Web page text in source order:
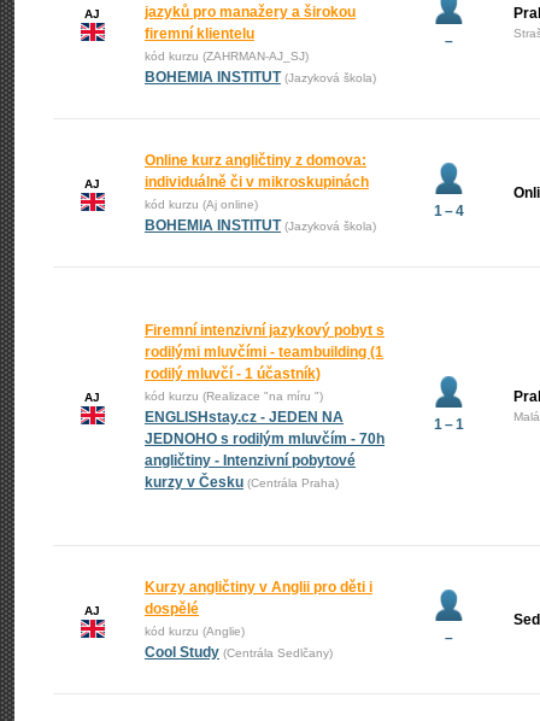
AJ
jazyků pro manažery a širokou
firemní klientelu
kód kurzu (ZAHRMAN-AJ_SJ)
BOHEMIA INSTITUT (Jazyková škola)
–
AJ
Online kurz angličtiny z domova:
individuálně či v mikroskupinách
kód kurzu (Aj online)
BOHEMIA INSTITUT (Jazyková škola)
1 – 4
AJ
Firemní intenzivní jazykový pobyt s
rodilými mluvčími - teambuilding (1
rodilý mluvčí - 1 účastník)
kód kurzu (Realizace "na míru ")
ENGLISHstay.cz - JEDEN NA
JEDNOHO s rodilým mluvčím - 70h
angličtiny - Intenzivní pobytové
kurzy v Česku (Centrála Praha)
1 – 1
AJ
Kurzy angličtiny v Anglii pro děti i
dospělé
kód kurzu (Anglie)
Cool Study (Centrála Sedlčany)
–